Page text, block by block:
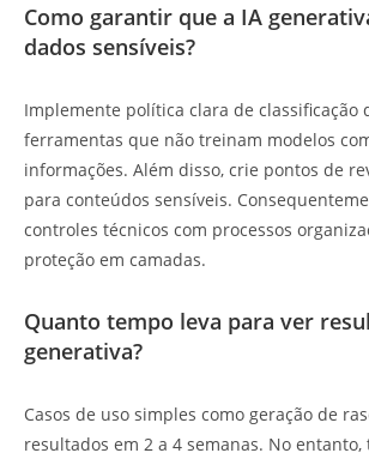
Como garantir que a IA
dados sensíveis?
Implemente política clara de classificação
ferramentas que não treinam modelos
informações. Além disso, crie pontos de
para conteúdos sensíveis.
controles técnicos com processos
proteção em camadas.
Quanto tempo leva para ver
generativa?
Casos de uso simples como geração de
resultados em 2 a 4 semanas. No